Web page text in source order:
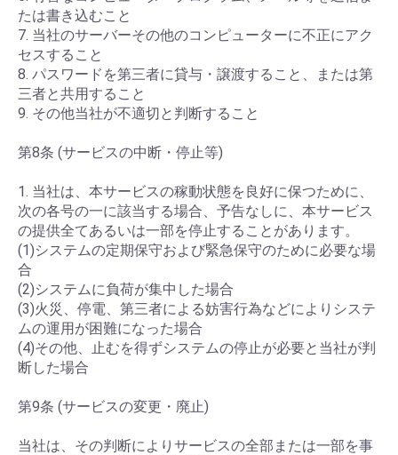
たは書き込むこと
7. 当社のサーバーその他のコンピューターに不正にアク
セスすること
8. パスワードを第三者に貸与・譲渡すること、または第
三者と共用すること
9. その他当社が不適切と判断すること
第8条 (サービスの中断・停止等)
1. 当社は、本サービスの稼動状態を良好に保つために、
次の各号の一に該当する場合、予告なしに、本サービス
の提供全てあるいは一部を停止することがあります。
(1)システムの定期保守および緊急保守のために必要な場
合
(2)システムに負荷が集中した場合
(3)火災、停電、第三者による妨害行為などによりシステ
ムの運用が困難になった場合
(4)その他、止むを得ずシステムの停止が必要と当社が判
断した場合
第9条 (サービスの変更・廃止)
当社は、その判断によりサービスの全部または一部を事